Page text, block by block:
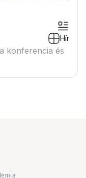
Hír
konferencia és